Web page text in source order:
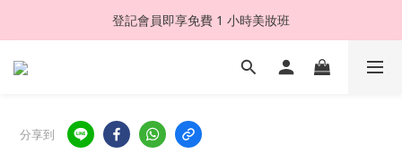
登記會員即享免費 1 小時美妝班
分享到